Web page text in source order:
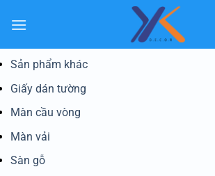
qua
dungSản phẩm khác
Giấy dán tường
Màn cầu vòng
Màn vải
Sàn gỗ